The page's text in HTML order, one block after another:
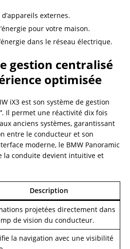
externes.
pour votre maison.
dans le réseau électrique.
gestion centralisé
optimisée
iX3 est son système de gestion
. Il permet une réactivité dix fois
anciens systèmes, garantissant
entre le conducteur et son
moderne, le BMW Panoramic
la conduite devient intuitive et
Description
projetées directement dans
de vision du conducteur.
la navigation avec une visibilité